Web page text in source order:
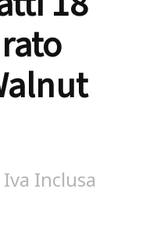
Il
Iva Inclusa